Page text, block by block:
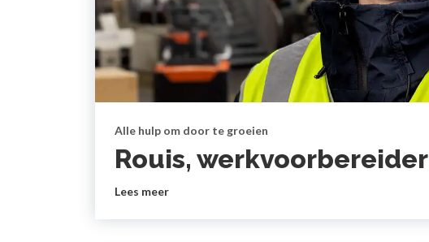
Alle hulp om door te groeien
Rouis, werkvoorbereider
Lees meer